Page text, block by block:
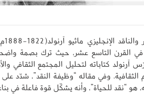
في القرن التاسع عشر، حيث ترك بصمة واضحة
آرنولد كتاباته لتحليل المجتمع الثقافي
الثقافية. وفي مقاله “وظيفة النقد”، شدّد على
هو “نقد للحياة”، وأنه يشكّل قوة فاعلة في